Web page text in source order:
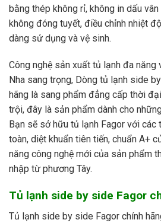
bằng thép không rỉ, không in dấu
không đóng tuyết, điều chỉnh nhiệt
dàng sử dụng và vệ sinh.
Công nghệ sản xuất tủ lạnh đa năng
Nha sang trọng, Dòng tủ lạnh side
hãng là sang phẩm đẳng cấp thời
trội, đây là sản phẩm dành cho
Bạn sẽ sở hữu tủ lạnh Fagor với các
toàn, diệt khuẩn tiên tiến, chuẩn A+
năng công nghệ mới của sản phẩm
nhập từ phương Tây.
Tủ lạnh side by side Fagor
Tủ lạnh side by side Fagor chính